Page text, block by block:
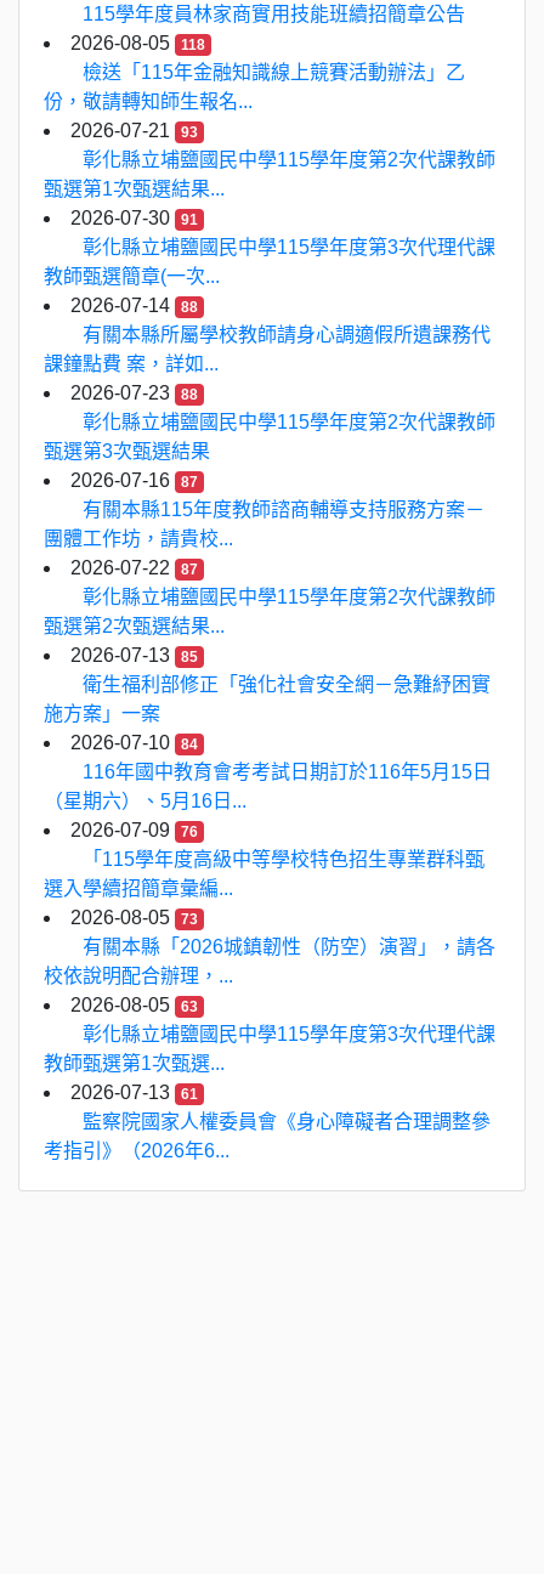
115學年度員林家商實用技能班續招簡章公告
2026-08-05
118
檢送「115年金融知識線上競賽活動辦法」乙
份，敬請轉知師生報名...
2026-07-21
93
彰化縣立埔鹽國民中學115學年度第2次代課教師
甄選第1次甄選結果...
2026-07-30
91
彰化縣立埔鹽國民中學115學年度第3次代理代課
教師甄選簡章(一次...
2026-07-14
88
有關本縣所屬學校教師請身心調適假所遺課務代
課鐘點費 案，詳如...
2026-07-23
88
彰化縣立埔鹽國民中學115學年度第2次代課教師
甄選第3次甄選結果
2026-07-16
87
有關本縣115年度教師諮商輔導支持服務方案－
團體工作坊，請貴校...
2026-07-22
87
彰化縣立埔鹽國民中學115學年度第2次代課教師
甄選第2次甄選結果...
2026-07-13
85
衛生福利部修正「強化社會安全網－急難紓困實
施方案」一案
2026-07-10
84
116年國中教育會考考試日期訂於116年5月15日
（星期六）、5月16日...
2026-07-09
76
「115學年度高級中等學校特色招生專業群科甄
選入學續招簡章彙編...
2026-08-05
73
有關本縣「2026城鎮韌性（防空）演習」，請各
校依說明配合辦理，...
2026-08-05
63
彰化縣立埔鹽國民中學115學年度第3次代理代課
教師甄選第1次甄選...
2026-07-13
61
監察院國家人權委員會《身心障礙者合理調整參
考指引》（2026年6...